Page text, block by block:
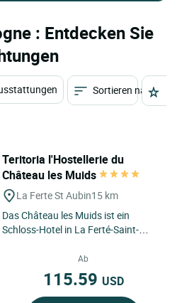
: Entdecken Sie
Sortieren nach
Teritoria l'Hostellerie du
Château les Muids
La Ferte St Aubin15 km
Das Château les Muids ist ein
Schloss-Hotel in La Ferté-Saint-
Region Centre-Val de...
Ab
115.59 USD